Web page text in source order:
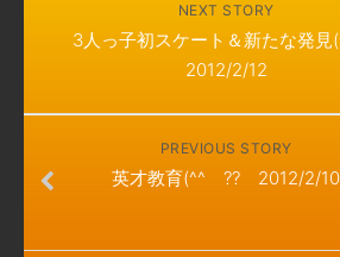
NEXT STORY
3人っ子初スケート＆新たな発
2012/2/12
PREVIOUS STORY
英才教育(^^ゞ?? 2012/2/10